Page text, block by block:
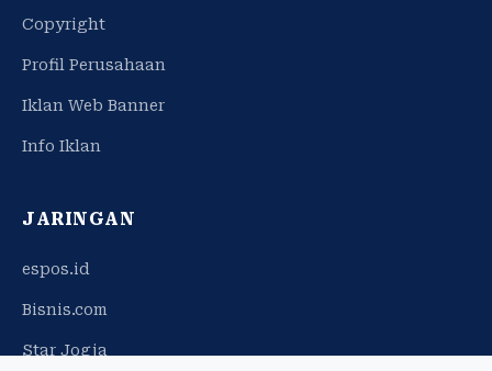
Copyright
Profil Perusahaan
Iklan Web Banner
Info Iklan
JARINGAN
espos.id
Bisnis.com
Star Jogja